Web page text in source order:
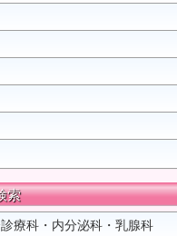
索
療科・内分泌科・乳腺科